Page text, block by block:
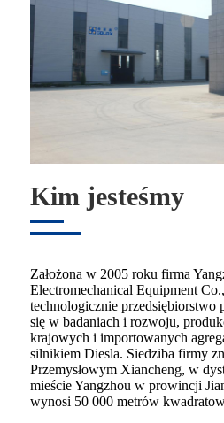
Kim jesteśmy
Założona w 2005 roku firma
Electromechanical Equipment
technologicznie przedsiębiorstwo
się w badaniach i rozwoju,
krajowych i importowanych
silnikiem Diesla. Siedziba firmy
Przemysłowym Xiancheng, w
mieście Yangzhou w prowincji
wynosi 50 000 metrów